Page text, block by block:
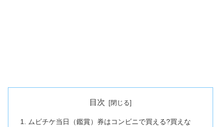
目次
ムビチケ当日（鑑賞）券はコンビニで買える?買えな